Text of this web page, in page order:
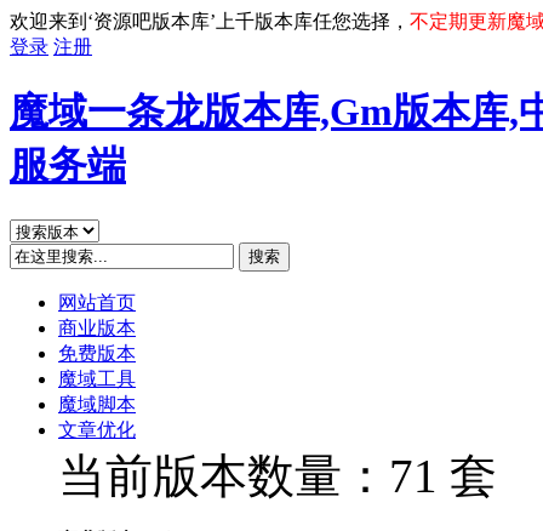
欢迎来到‘资源吧版本库’上千版本库任您选择， 不定期更新魔
登录 注册
魔域一条龙版本库,Gm版本库,
服务端
搜索
网站首页
商业版本
免费版本
魔域工具
魔域脚本
文章优化
当前版本数量：71 套